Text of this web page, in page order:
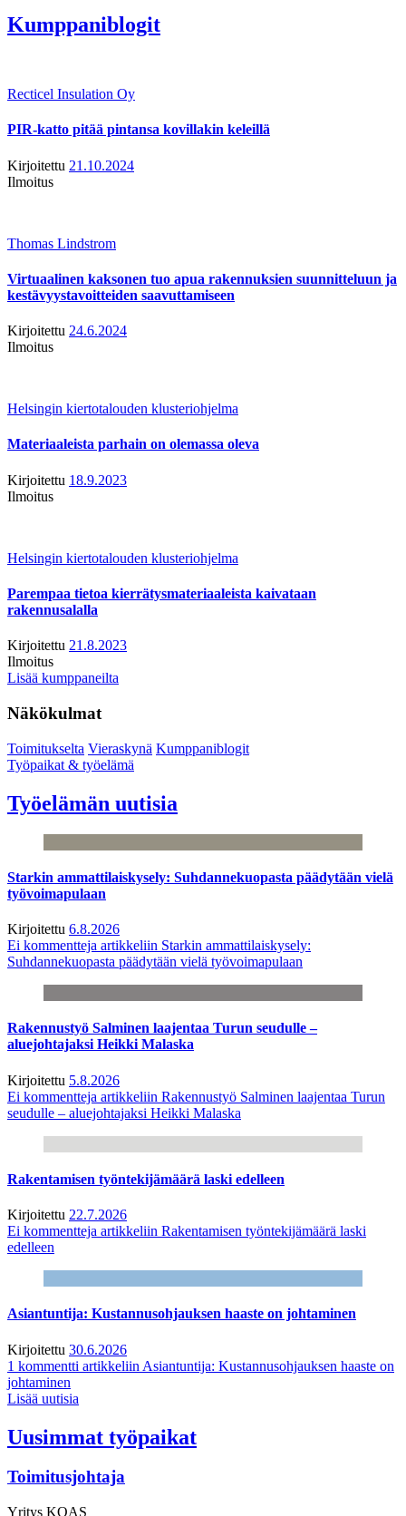
Kumppaniblogit
Recticel Insulation Oy
PIR-katto pitää pintansa kovillakin keleillä
Kirjoitettu 21.10.2024
Ilmoitus
Thomas Lindstrom
Virtuaalinen kaksonen tuo apua rakennuksien suunnitteluun ja
kestävyystavoitteiden saavuttamiseen
Kirjoitettu 24.6.2024
Ilmoitus
Helsingin kiertotalouden klusteriohjelma
Materiaaleista parhain on olemassa oleva
Kirjoitettu 18.9.2023
Ilmoitus
Helsingin kiertotalouden klusteriohjelma
Parempaa tietoa kierrätysmateriaaleista kaivataan
rakennusalalla
Kirjoitettu 21.8.2023
Ilmoitus
Lisää kumppaneilta
Näkökulmat
Toimitukselta Vieraskynä Kumppaniblogit
Työpaikat & työelämä
Työelämän uutisia
Starkin ammattilaiskysely: Suhdannekuopasta päädytään vielä
työvoimapulaan
Kirjoitettu 6.8.2026
Ei kommentteja artikkeliin Starkin ammattilaiskysely:
Suhdannekuopasta päädytään vielä työvoimapulaan
Rakennustyö Salminen laajentaa Turun seudulle –
aluejohtajaksi Heikki Malaska
Kirjoitettu 5.8.2026
Ei kommentteja artikkeliin Rakennustyö Salminen laajentaa Turun
seudulle – aluejohtajaksi Heikki Malaska
Rakentamisen työntekijämäärä laski edelleen
Kirjoitettu 22.7.2026
Ei kommentteja artikkeliin Rakentamisen työntekijämäärä laski
edelleen
Asiantuntija: Kustannusohjauksen haaste on johtaminen
Kirjoitettu 30.6.2026
1 kommentti artikkeliin Asiantuntija: Kustannusohjauksen haaste on
johtaminen
Lisää uutisia
Uusimmat työpaikat
Toimitusjohtaja
Yritys KOAS